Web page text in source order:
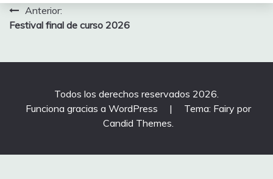
Navegación
de
entradas
Anterior:
Festival final de curso 2026
Todos los derechos reservados 2026.
Funciona gracias a WordPress
|
Tema: Fairy por
Candid Themes